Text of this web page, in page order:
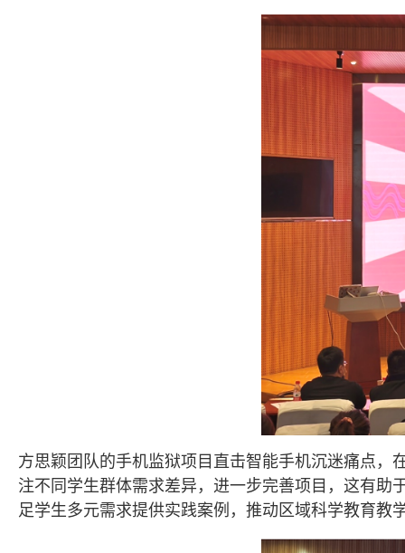
方思颖团队的手机监狱项目直击智能手机沉迷痛点，
注不同学生群体需求差异，进一步完善项目，这有助
足学生多元需求提供实践案例，推动区域科学教育教